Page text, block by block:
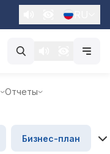
Отчеты
Бизнес-план